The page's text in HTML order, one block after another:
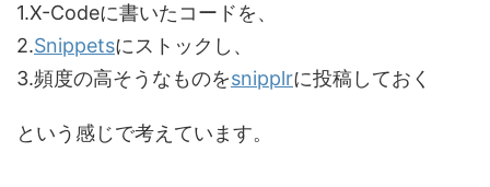
1.X-Codeに書いたコードを、
2.Snippetsにストックし、
3.頻度の高そうなものをsnipplrに投稿しておく
という感じで考えています。